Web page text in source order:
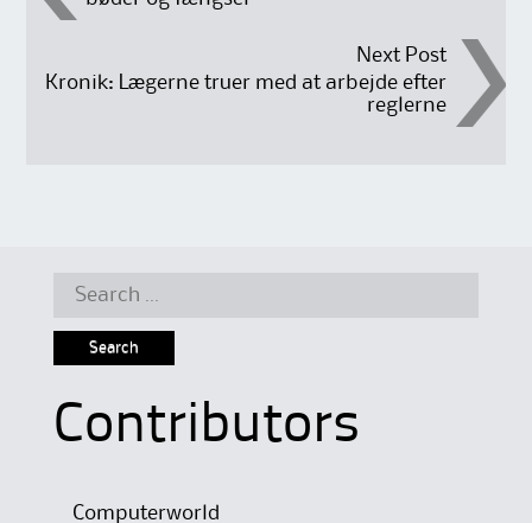
navigation
Next Post
Kronik: Lægerne truer med at arbejde efter
reglerne
Search
Contributors
Computerworld